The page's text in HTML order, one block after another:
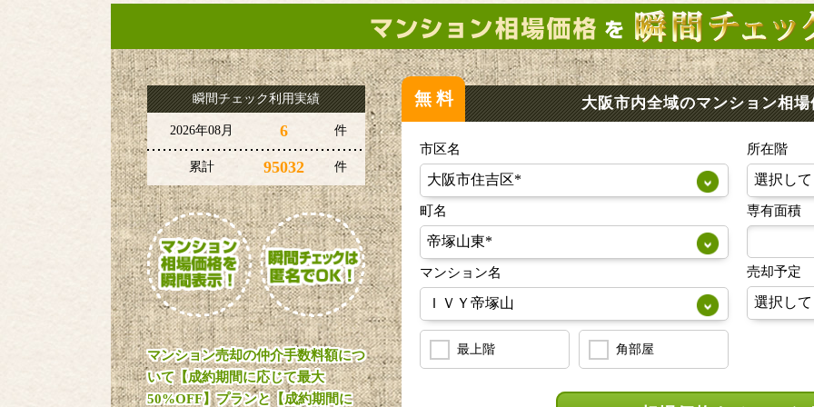
瞬間チェック利用実績
2026年08月 6 件
累計 95032 件
マンション売却の仲介手数料額につ
いて【成約期間に応じて最大
50%OFF】プランと【成約期間に
無料 大阪市内全域のマンション相場
市区名
町名
マンション名
最上階 角部屋
所在階
専有面積
売却予定